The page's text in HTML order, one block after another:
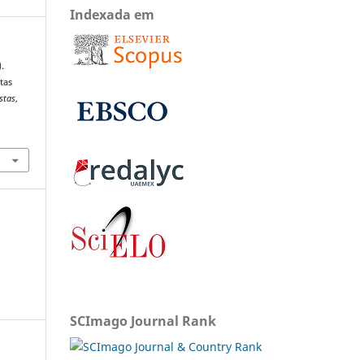
,
Indexada em
SCImago Journal Rank